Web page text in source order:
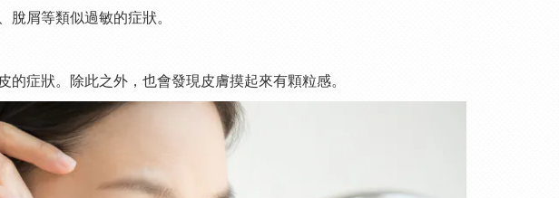
脫屑等類似過敏的症狀。
症狀。除此之外，也會發現皮膚摸起來有顆粒感。